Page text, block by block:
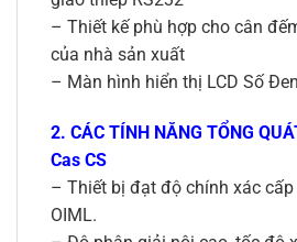
– Thiết kế phù hợp cho cân
của nhà sản xuất
– Màn hình hiển thị LCD Số
2. CÁC TÍNH NĂNG TỔNG
Cas CS
– Thiết bị đạt độ chính xác cấp
OIML.